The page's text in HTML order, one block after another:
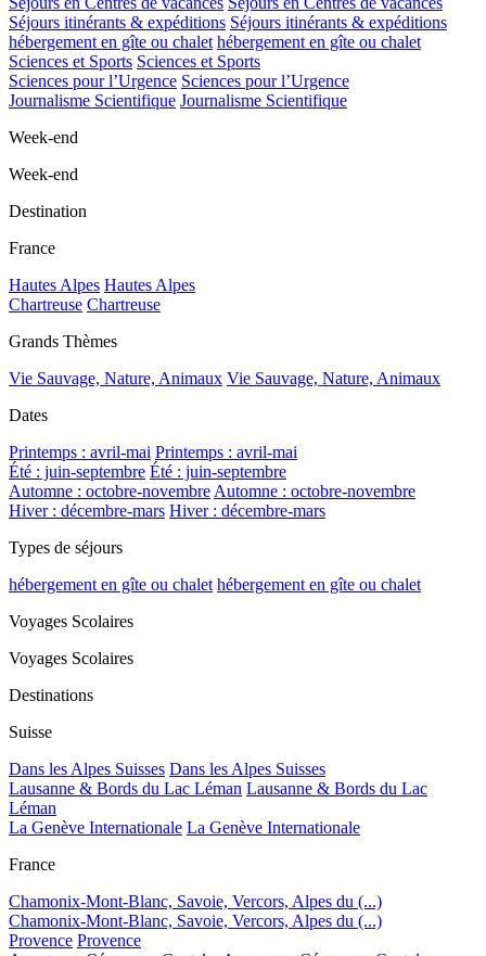
Séjours itinérants & expéditions Séjours itinérants & expéditions
hébergement en gîte ou chalet hébergement en gîte ou chalet
Sciences et Sports Sciences et Sports
Sciences pour l’Urgence Sciences pour l’Urgence
Journalisme Scientifique Journalisme Scientifique
Week-end
Week-end
Destination
France
Hautes Alpes Hautes Alpes
Chartreuse Chartreuse
Grands Thèmes
Vie Sauvage, Nature, Animaux Vie Sauvage, Nature, Animaux
Dates
Printemps : avril-mai Printemps : avril-mai
Été : juin-septembre Été : juin-septembre
Automne : octobre-novembre Automne : octobre-novembre
Hiver : décembre-mars Hiver : décembre-mars
Types de séjours
hébergement en gîte ou chalet hébergement en gîte ou chalet
Voyages Scolaires
Voyages Scolaires
Destinations
Suisse
Dans les Alpes Suisses Dans les Alpes Suisses
Lausanne & Bords du Lac Léman Lausanne & Bords du Lac
Léman
La Genève Internationale La Genève Internationale
France
Chamonix-Mont-Blanc, Savoie, Vercors, Alpes du (...)
Chamonix-Mont-Blanc, Savoie, Vercors, Alpes du (...)
Provence Provence